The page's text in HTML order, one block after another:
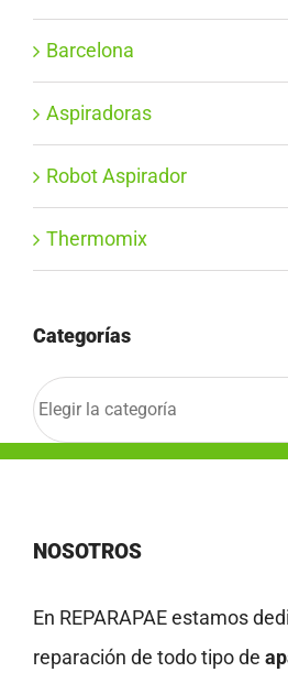
Barcelona
Aspiradoras
Robot Aspirador
Thermomix
Categorías
Categorías
NOSOTROS
En REPARAPAE estamos
reparación de todo tipo de